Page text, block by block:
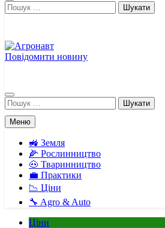
Пошук:
Повідомити новину
Пошук:
Меню
🚜 Земля
🌽 Рослинництво
🐽 Тваринництво
💼 Практики
📉 Ціни
🔧 Agro & Auto
Ціни